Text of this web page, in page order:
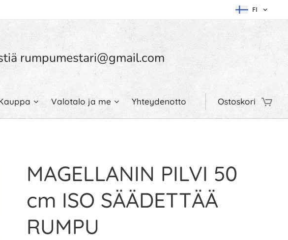
FI
rumpumestari@gmail.com
Valotalo ja me Yhteydenotto Ostoskori
MAGELLANIN PILVI 50
cm ISO SÄÄDETTÄÄ
RUMPU